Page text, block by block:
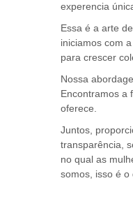
experencia
Essa é a arte
iniciamos com
para crescer
Nossa
Encontramos a
oferece.
Juntos,
transparência,
no qual as
somos, isso é o